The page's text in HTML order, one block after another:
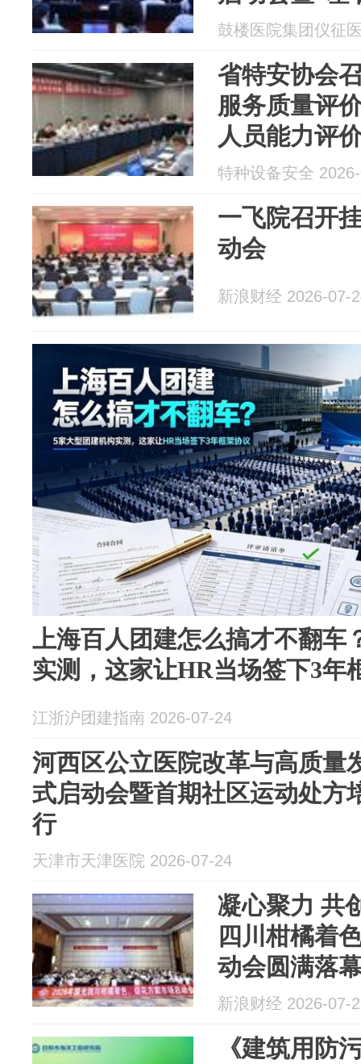
全核心制度
鼓楼医院集团仪征
省特安协会
服务质量评
人员能力评
项论证暨编
特种设备安全
一飞院召开
动会
新浪财经 2026-07-
上海百人团建怎么搞才不翻车
实测，这家让HR当场签下3年
江浙沪团建指南 2026-07-24
河西区公立医院改革与高质量
式启动会暨首期社区运动处方
行
天津市天津医院 2026-07-24
凝心聚力 共
四川柑橘着
动会圆满落
新浪财经 2026-07-
《建筑用防